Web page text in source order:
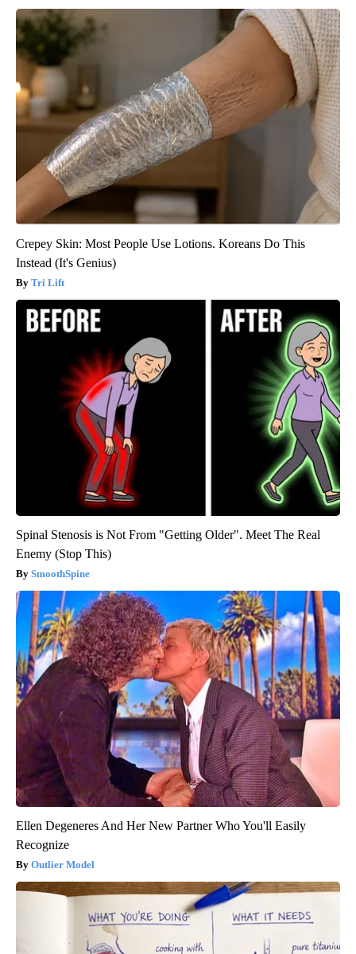
Crepey Skin: Most People Use Lotions. Koreans Do This
Instead (It's Genius)
Tri Lift
Spinal Stenosis is Not From "Getting Older". Meet The Real
Enemy (Stop This)
SmoothSpine
Ellen Degeneres And Her New Partner Who You'll Easily
Recognize
Outlier Model